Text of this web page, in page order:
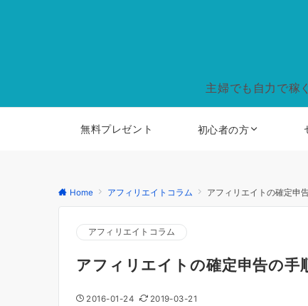
主婦でも自力で稼
無料プレゼント 初心者の方
Home アフィリエイトコラム アフィリエイトの確定申
アフィリエイトコラム
アフィリエイトの確定申告の手
2016-01-24 2019-03-21